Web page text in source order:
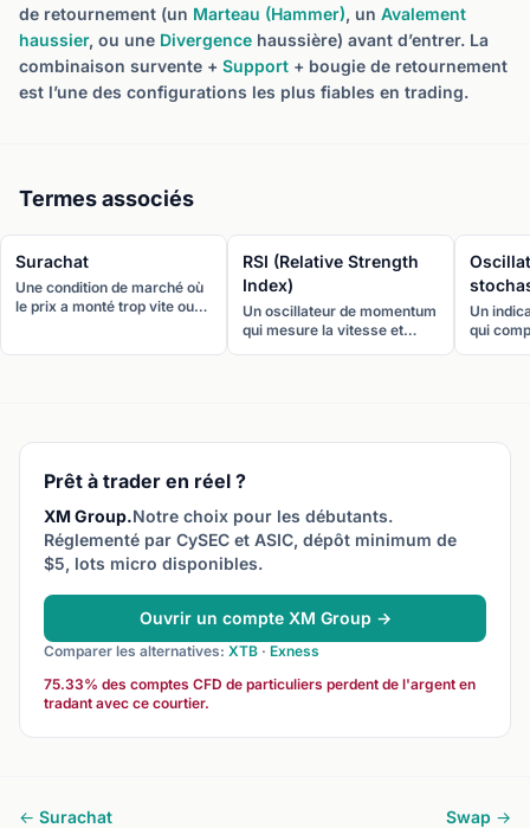
de retournement (un Marteau (Hammer), un Avalement
haussier, ou une Divergence haussière) avant d’entrer. La
combinaison survente + Support + bougie de retournement
est l’une des configurations les plus fiables en trading.
Termes associés
Surachat
Une condition de marché où
le prix a monté trop vite ou
RSI (Relative Strength
Index)
Un oscillateur de momentum
qui mesure la vitesse et
une condition de survente.
Un
qui
en
Prêt à trader en réel ?
XM Group.Notre choix pour les débutants.
Réglementé par CySEC et ASIC, dépôt minimum de
$5, lots micro disponibles.
Ouvrir un compte XM Group →
Comparer les alternatives: XTB · Exness
75.33% des comptes CFD de particuliers perdent de l'argent en
tradant avec ce courtier.
← Surachat Swap →